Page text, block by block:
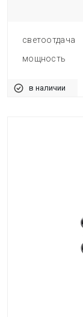
светоотдача
мощность
в наличии